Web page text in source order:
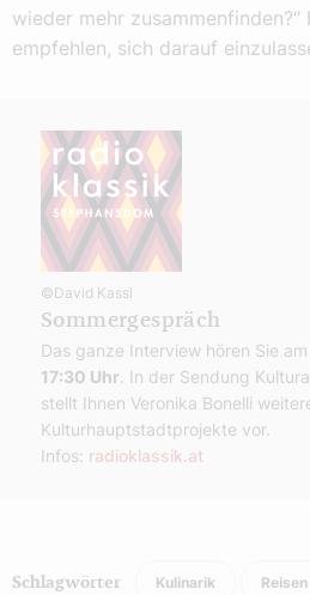
wieder mehr zusammenfinden?“
empfehlen, sich darauf
©David Kassl
Sommergespräch
Das ganze Interview hören Sie am
17:30 Uhr . In der Sendung
stellt Ihnen Veronika Bonelli
Kulturhauptstadtprojekte vor.
Infos: radioklassik.at
Schlagwörter Kulinarik Reisen